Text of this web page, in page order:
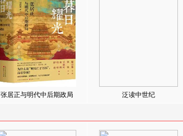
张居正与明代中后期政局 泛读中世纪